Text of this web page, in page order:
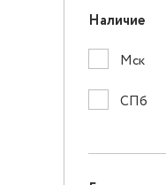
Наличие
Мск
СПб